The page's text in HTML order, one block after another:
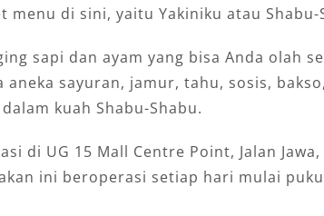
menu di sini, yaitu Yakiniku atau Shabu-
sapi dan ayam yang bisa Anda olah
aneka sayuran, jamur, tahu, sosis,
kuah Shabu-Shabu.
di UG 15 Mall Centre Point, Jalan
ini beroperasi setiap hari mulai